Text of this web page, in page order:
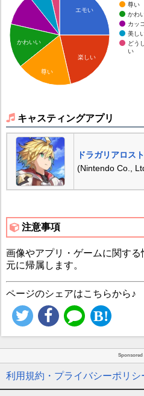
尊い
かわ
カッ
美し
どう
い
エモい
楽しい
かわいい
尊い
キャスティングアプリ
ドラガリアロスト
(Nintendo Co.,
注意事項
画像やアプリ・ゲームに関す
元に帰属します。
ページのシェアはこちらから♪
Sponsored
利用規約・プライバシーポリシ